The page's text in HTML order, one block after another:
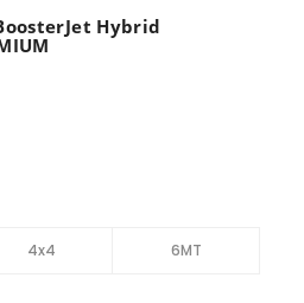
Hybrid
4x4 6MT